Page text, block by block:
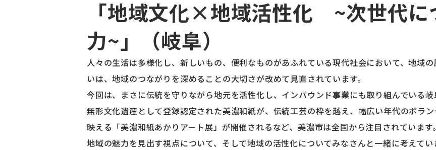
「地域文化×地域活性化 ~次世代に
力~」（岐阜）
人々の生活は多様化し、新しいもの、便利なものがあふれている現代社会において、地域
いは、地域のつながりを深めることの大切さが改めて見直されています。
今回は、まさに伝統を守りながら地元を活性化し、インバウンド事業にも取り組んでいる
無形文化遺産として登録認定された美濃和紙が、伝統工芸の枠を越え、幅広い年代のボラ
映える「美濃和紙あかりアート展」が開催されるなど、美濃市は全国から注目されています。
地域の魅力を見出す視点について、そして地域の活性化についてみなさんと一緒に考えて